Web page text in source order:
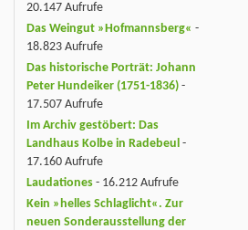
20.147 Aufrufe
Das Weingut »Hofmannsberg« -
18.823 Aufrufe
Das historische Porträt: Johann
Peter Hundeiker (1751-1836) -
17.507 Aufrufe
Im Archiv gestöbert: Das
Landhaus Kolbe in Radebeul -
17.160 Aufrufe
Laudationes - 16.212 Aufrufe
Kein »helles Schlaglicht«. Zur
neuen Sonderausstellung der